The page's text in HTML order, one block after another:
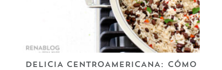
DELICIA CENTROAMERICANA: CÓMO